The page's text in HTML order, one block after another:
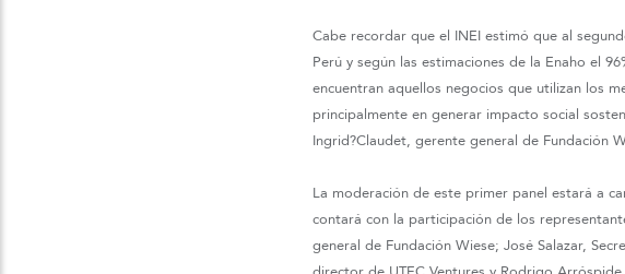
Cabe recordar que el INEI estimó que al
Perú y según las estimaciones de la Enaho el
encuentran aquellos negocios que utilizan los
principalmente en generar impacto social
Ingrid?Claudet, gerente general de Fundación
La moderación de este primer panel estará a
contará con la participación de los
general de Fundación Wiese; José Salazar,